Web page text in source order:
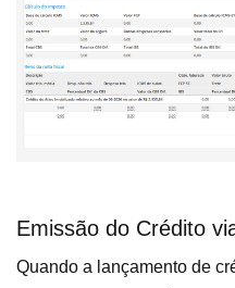
Emissão do Crédito
Quando a lançamento de